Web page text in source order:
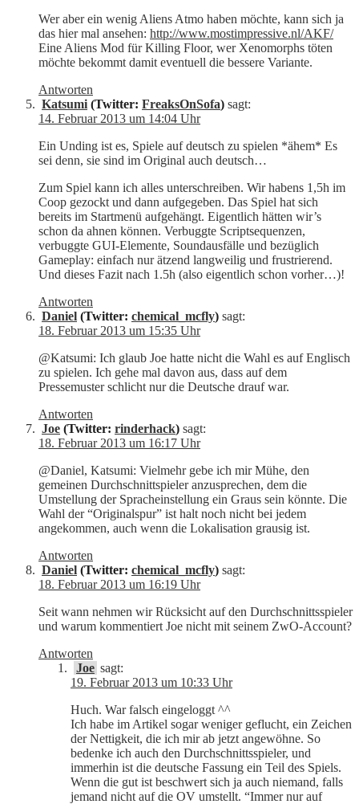
Wer aber ein wenig Aliens Atmo haben möchte, kann sich ja
das hier mal ansehen: http://www.mostimpressive.nl/AKF/
Eine Aliens Mod für Killing Floor, wer Xenomorphs töten
möchte bekommt damit eventuell die bessere Variante.
Antworten
Katsumi (Twitter: FreaksOnSofa) sagt:
14. Februar 2013 um 14:04 Uhr
Ein Unding ist es, Spiele auf deutsch zu spielen *ähem* Es
sei denn, sie sind im Original auch deutsch…
Zum Spiel kann ich alles unterschreiben. Wir habens 1,5h im
Coop gezockt und dann aufgegeben. Das Spiel hat sich
bereits im Startmenü aufgehängt. Eigentlich hätten wir’s
schon da ahnen können. Verbuggte Scriptsequenzen,
verbuggte GUI-Elemente, Soundausfälle und bezüglich
Gameplay: einfach nur ätzend langweilig und frustrierend.
Und dieses Fazit nach 1.5h (also eigentlich schon vorher…)!
Antworten
Daniel (Twitter: chemical_mcfly) sagt:
18. Februar 2013 um 15:35 Uhr
@Katsumi: Ich glaub Joe hatte nicht die Wahl es auf Englisch
zu spielen. Ich gehe mal davon aus, dass auf dem
Pressemuster schlicht nur die Deutsche drauf war.
Antworten
Joe (Twitter: rinderhack) sagt:
18. Februar 2013 um 16:17 Uhr
@Daniel, Katsumi: Vielmehr gebe ich mir Mühe, den
gemeinen Durchschnittspieler anzusprechen, dem die
Umstellung der Spracheinstellung ein Graus sein könnte. Die
Wahl der “Originalspur” ist halt noch nicht bei jedem
angekommen, auch wenn die Lokalisation grausig ist.
Antworten
Daniel (Twitter: chemical_mcfly) sagt:
18. Februar 2013 um 16:19 Uhr
Seit wann nehmen wir Rücksicht auf den Durchschnittsspieler
und warum kommentiert Joe nicht mit seinem ZwO-Account?
Antworten
Joe sagt:
19. Februar 2013 um 10:33 Uhr
Huch. War falsch eingeloggt ^^
Ich habe im Artikel sogar weniger geflucht, ein Zeichen
der Nettigkeit, die ich mir ab jetzt angewöhne. So
bedenke ich auch den Durchschnittsspieler, und
immerhin ist die deutsche Fassung ein Teil des Spiels.
Wenn die gut ist beschwert sich ja auch niemand, falls
jemand nicht auf die OV umstellt. “Immer nur auf